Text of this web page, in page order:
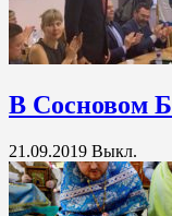
В Сосновом
21.09.2019 Выкл.